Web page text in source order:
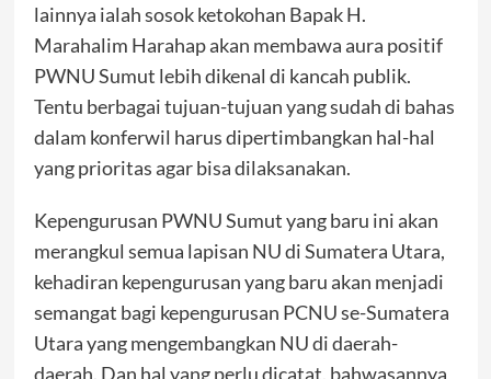
lainnya ialah sosok ketokohan Bapak H.
Marahalim Harahap akan membawa aura positif
PWNU Sumut lebih dikenal di kancah publik.
Tentu berbagai tujuan-tujuan yang sudah di bahas
dalam konferwil harus dipertimbangkan hal-hal
yang prioritas agar bisa dilaksanakan.
Kepengurusan PWNU Sumut yang baru ini akan
merangkul semua lapisan NU di Sumatera Utara,
kehadiran kepengurusan yang baru akan menjadi
semangat bagi kepengurusan PCNU se-Sumatera
Utara yang mengembangkan NU di daerah-
daerah. Dan hal yang perlu dicatat, bahwasannya